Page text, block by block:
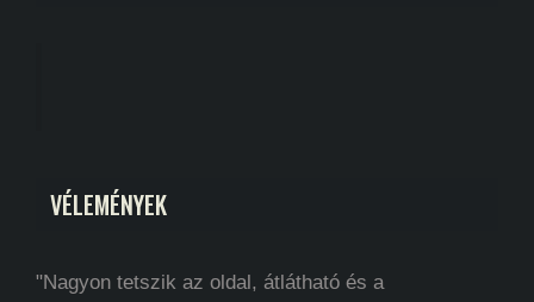
VÉLEMÉNYEK
"Nagyon tetszik az oldal, átlátható és a